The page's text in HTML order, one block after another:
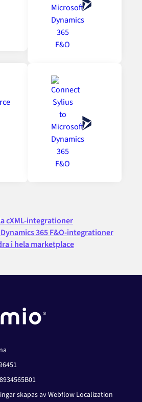
cXML-integrationer
365 F&O-integrationer
i hela marketplace
skapas av Webflow Localization